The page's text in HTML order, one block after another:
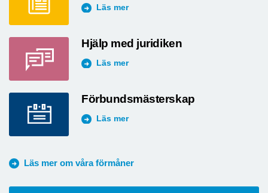
Läs mer
Hjälp med juridiken
Läs mer
Förbundsmästerskap
Läs mer
Läs mer om våra förmåner